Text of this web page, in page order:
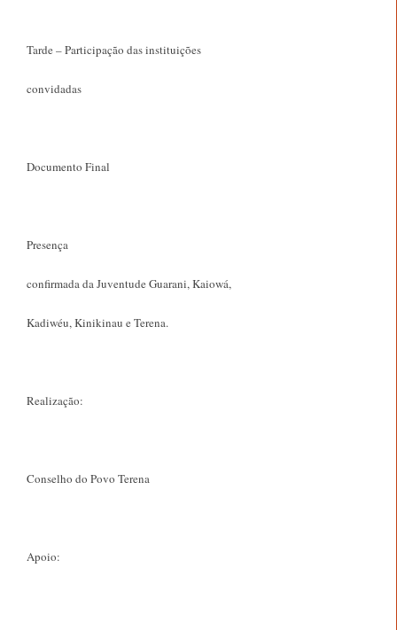
Tarde – Participação das instituições
convidadas
Documento Final
Presença
confirmada da Juventude Guarani, Kaiowá,
Kadiwéu, Kinikinau e Terena.
Realização:
Conselho do Povo Terena
Apoio: